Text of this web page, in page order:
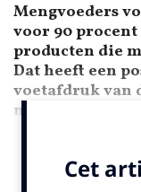
Mengvoeders
voor 90
producten die
Dat heeft een
voetafdruk van
niet alles bekend.